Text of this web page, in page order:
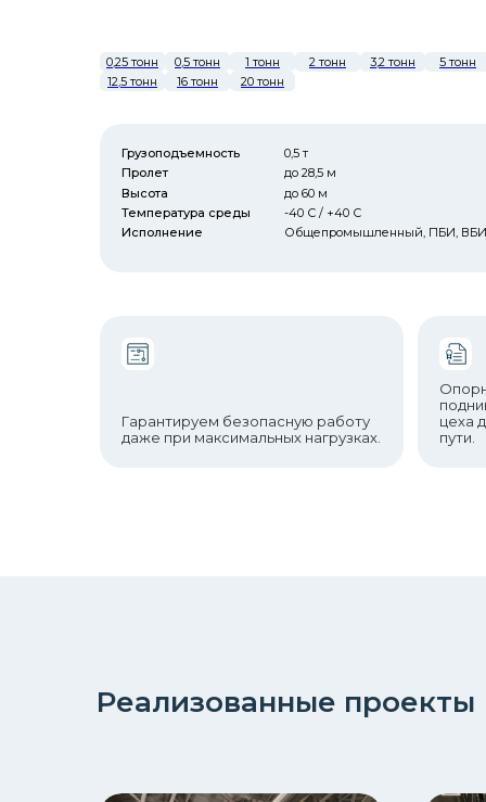
Грузоподъемность
0,5 т
Пролет
до 28,5 м
Высота
до 60 м
Температура среды
-40 С / +40 С
Исполнение
Общепромышленный, ПБИ, ВБИ
0,25 тонн 0,5 тонн 1 тонн 2 тонн 3,2 тонн 5 тонн
12,5 тонн
16 тонн 20 тонн
цеха
пути.
Гарантируем безопасную работу
даже при максимальных нагрузках.
Реализованные проекты